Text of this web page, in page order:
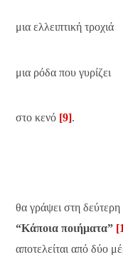
μια ελλειπτική τροχιά
μια ρόδα που γυρίζει
στο κενό [9].
θα γράψει στη δεύτερη
“Κάποια ποιήματα”
αποτελείται από δύο